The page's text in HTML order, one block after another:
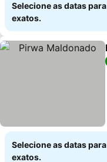
Selecione as datas
exatos.
Selecione as datas
exatos.